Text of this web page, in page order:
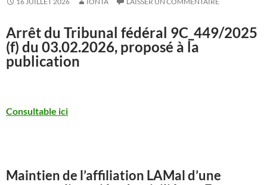
Arrêt du Tribunal fédéral 9C_449/2025
(f) du 03.02.2026, proposé à la
publication
Consultable ici
Maintien de l’affiliation LAMal d’une